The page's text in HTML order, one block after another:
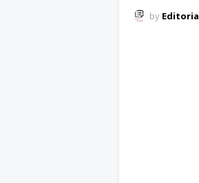
by Editoria